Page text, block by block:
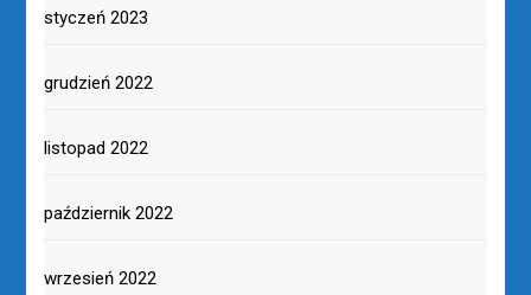
styczeń 2023
grudzień 2022
listopad 2022
październik 2022
wrzesień 2022